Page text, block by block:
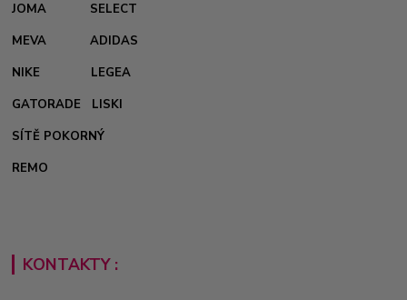
JOMA
SELECT
MEVA
ADIDAS
NIKE
LEGEA
GATORADE
LISKI
SÍTĚ POKORNÝ
REMO
KONTAKTY :